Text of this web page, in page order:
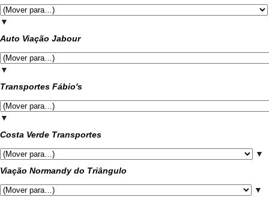
▼
Auto Viação Jabour
▼
Transportes Fábio's
▼
Costa Verde Transportes
▼
Viação Normandy do Triângulo
▼